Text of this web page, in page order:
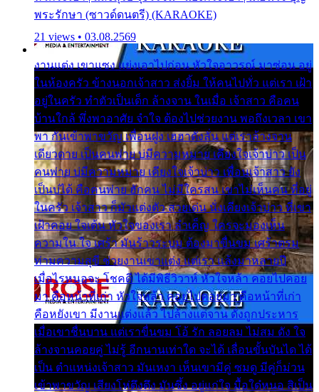
พระรักษา (ซาวด์ดนตรี) (KARAOKE)
21 views • 03.08.2569
งานแต่ง เขาแซง แย่งเอาไปก่อน หัวใจอาวรณ์ มาซ่อน อยู่
ในห้องครัว ข้างนอกเจ้าสาว ส่งยิ้ม ให้คนไปทั่ว แต่เรา เฝ้า
อยู่ในครัว ทำตัวเป็นเด็ก ล้างจาน ในเมื่อ เจ้าสาว คือคน
บ้านใกล้ พึ่งพาอาศัย จำใจ ต้องไปช่วยงาน พอถึงเวลา เขา
พา กันเข้าพาขวัญ เพื่อนฝูง เฮฮาดังลั่น แต่เราล้างจาน
เดียวดาย เป็นคนพ่าย บ่มีความหมาย เคียงใจเจ้าบ่าว เป็น
คนพ่าย บ่มีความหมาย เคียงใจเจ้าบ่าว เพื่อนเจ้าสาว ยัง
เป็นบ่ได้ คือคนพ่าย ฮักคน ไม่มีใครสน เขาไม่เห็นคน ที่อยู่
ในครัว เจ้าสาว ก็มัวแต่งตัว สวยเด่น นั่งเคียงเจ้าบ่าว ที่เขา
เฝ้าคอย ใจเต้น หัวใจของเรา ลำเค็ญ ใครจะมองเห็น
ความใน ใจ เศร้า มันร้าวระบม ต้องมาขื่นขม เศร้าตรม
ท่ามความสุขี ช่วยงานเขาแต่ง แต่เรา แล้งมาหลายปี
เมื่อไรหนอจะ โชคดี ได้มีพิธีวิวาห์ หัวใจหล้า คอยไปคอย
มา คือหน้าที่เก่า หัวใจหล้า คอยไปคอยมา คือหน้าที่เก่า
คือหยังเขา มีงานแต่งแล้ว ไปล้างแต่จาน ดั่งถูกประหาร
เมื่อเขาชื่นบาน แต่เราขื่นขม โอ้ รัก ลอยลม ไม่สม ดัง ใจ
ล้างจานคอยคู่ ไม่รู้ อีกนานเท่าใด จะได้ เลื่อนขั้นบันได ได้
เป็น ตำแหน่งเจ้าสาว มันเหงา เห็นเขามีคู่ ซมดู มีคู่ก็ม่วน
เข้าพาขวัญ เสียงโห่ตึงตึง มันซึ้ง อยู่แก่ใจ มื้อใด๋หนอ สิเป็น